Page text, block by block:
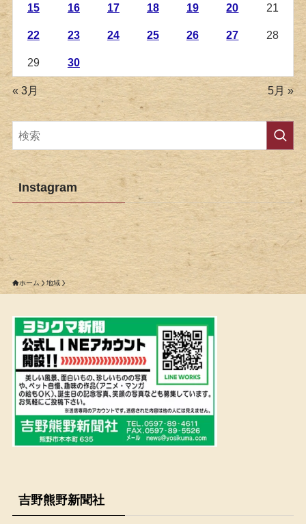
15 16 17 18 19 20 21
22 23 24 25 26 27 28
29 30
« 3月 5月 »
Instagram
ホーム 地域
吉野熊野新聞社